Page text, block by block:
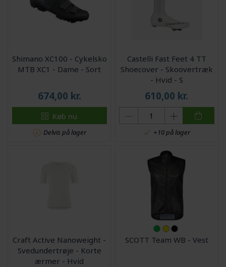
Shimano XC100 - Cykelsko
MTB XC1 - Dame - Sort
674,00 kr.
Køb nu
Delvis på lager
Castelli Fast Feet 4 TT
Shoecover - Skoovertræk
- Hvid - S
610,00 kr.
+10 på lager
Craft Active Nanoweight -
Svedundertrøje - Korte
ærmer - Hvid
SCOTT Team WB - Vest